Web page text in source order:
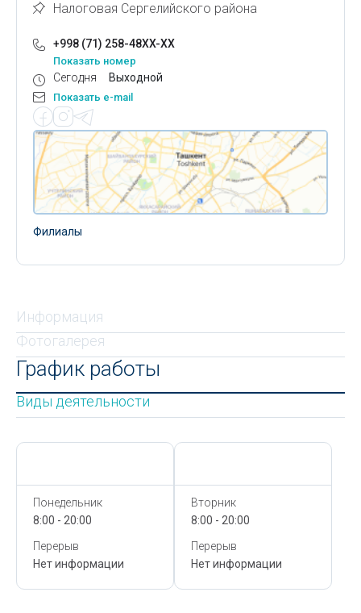
Налоговая Сергелийского района
+998 (71) 258-48XX-XX
Показать номер
Сегодня Выходной
Показать e-mail
Филиалы
Информация
Фотогалерея
График работы
Виды деятельности
Понедельник
8:00 - 20:00
Перерыв
Нет информации
Вторник
8:00 - 20:00
Перерыв
Нет информации